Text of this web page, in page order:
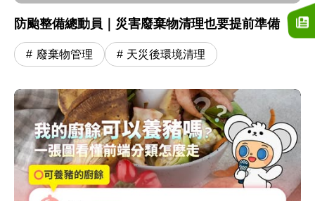
防颱整備總動員｜災害廢棄物清理也要提前準備
廢棄物管理 天災後環境清理